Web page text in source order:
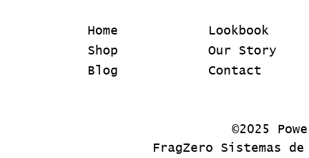
Home
Shop
Blog
Lookbook
Our Story
Contact
©2025
FragZero Sistemas